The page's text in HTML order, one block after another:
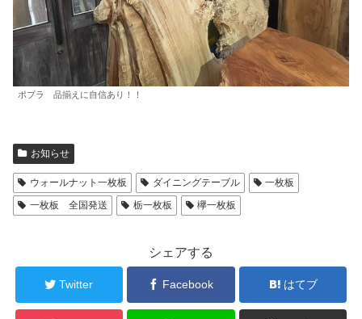
ポプラ 品揃えに自信あり！！
お知らせ
ウォールナット一枚板 ダイニングテーブル
一枚板
一枚板 全国発送
栃一枚板 欅一枚板
シェアする
Twitter Facebook はてブ